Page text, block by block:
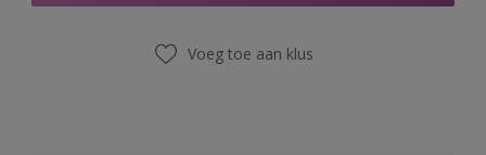
Voeg toe aan klus